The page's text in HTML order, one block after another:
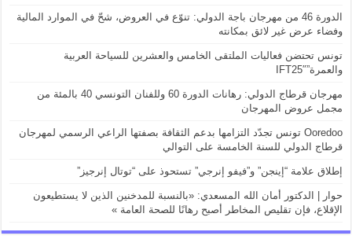
الدورة 46 من مهرجان باجة الدولي: تنوّع في العروض، شحّ في الموارد المالية
وفضاء عرض غير لائق بمكانته
تونس تحتضن فعاليات الملتقى الخامس والعشرين للسياحة العربية
والعمرة”IFT25″
مهرجان قرطاج الدولي: رهانات الدورة 60 وللفنان التونسي 40 بالمئة من
مجمل عروض المهرجان
Ooredoo تونس تجدّد التزامها بدعم الثقافة بصفتها الراعي الرسمي لمهرجان
قرطاج الدولي للسنة الخامسة على التوالي
إطلاق علامة “إينجن” و”فيفو إنرجي” تستحوذ على “توتال إنرجيز”
حوار | الدكتور أمان الله المسعدي: «بالنسبة للمدخنين الذين لا يستطيعون
الإقلاع، فإن تقليص المخاطر أصبح رهانًا للصحة العامة »